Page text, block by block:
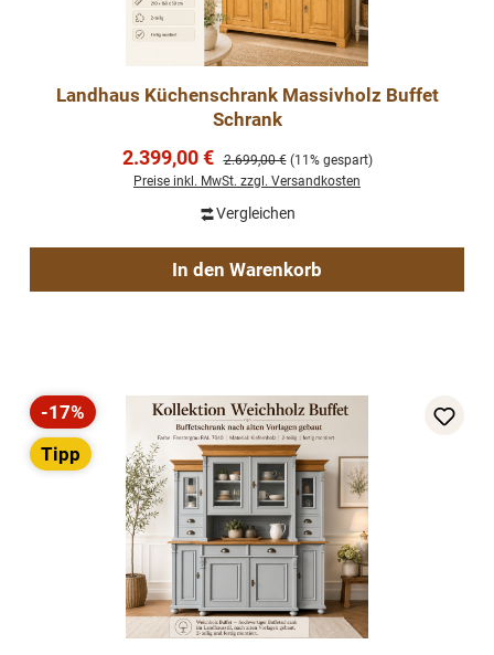
Landhaus Küchenschrank Massivholz Buffet
Schrank
Verkaufspreis:
2.399,00 € Regulärer Preis:
2.699,00 € (11% gespart)
Preise inkl. MwSt. zzgl. Versandkosten
Vergleichen
In den Warenkorb
Rabatt
-17%
Tipp